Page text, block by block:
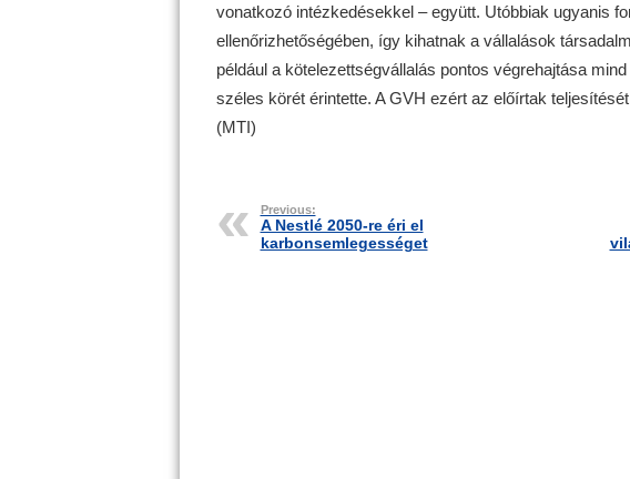
vonatkozó intézkedésekkel – együtt. Utóbbiak ugyanis
ellenőrizhetőségében, így kihatnak a vállalások
például a kötelezettségvállalás pontos végrehajtása
széles körét érintette. A GVH ezért az előírtak
(MTI)
Previous:
A Nestlé 2050-re éri el
karbonsemlegességet